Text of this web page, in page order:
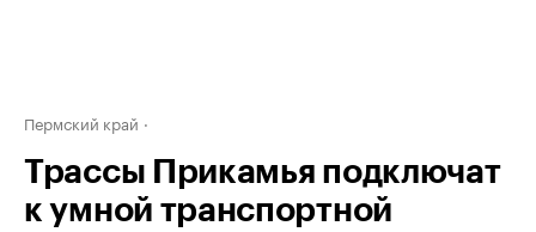
Пермский край
Трассы Прикамья подключат
к умной транспортной